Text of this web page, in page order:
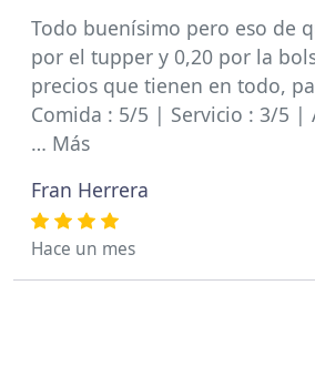
Todo buenísimo pero eso de
por el tupper y 0,20 por la
precios que tienen en todo,
Comida : 5/5 | Servicio : 3/5 |
… Más
Fran Herrera
Hace un mes